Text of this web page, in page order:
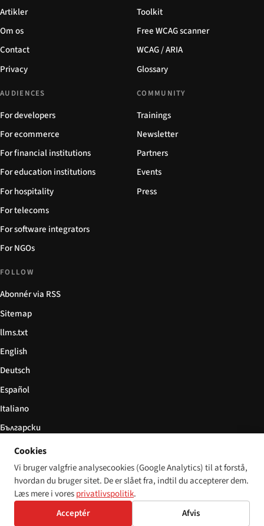
Artikler
Om os
Contact
Privacy
Toolkit
Free WCAG scanner
WCAG / ARIA
Glossary
AUDIENCES
For developers
For ecommerce
For financial institutions
For education institutions
For hospitality
For telecoms
For software integrators
For NGOs
COMMUNITY
Trainings
Newsletter
Partners
Events
Press
FOLLOW
Abonnér via RSS
Sitemap
llms.txt
English
Deutsch
Español
Italiano
Български
简体中文
© 2026 Disability World. Alle rettigheder forbeholdes. Cookie settings
DeutschEspañol 简体中文Polski
Cookies
Vi bruger valgfrie analysecookies (Google Analytics) til at forstå,
hvordan du bruger sitet. De er slået fra, indtil du accepterer dem.
Læs mere i voresprivatlivspolitik.
Acceptér
Afvis